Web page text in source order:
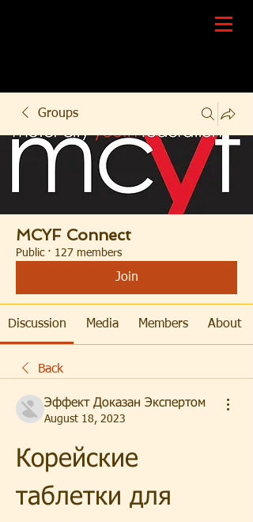
Groups
MCYF Connect
Public · 127 members
Join
Discussion Media Members About
Back
Эффект Доказан Экспертом
August 18, 2023
Корейские
таблетки для